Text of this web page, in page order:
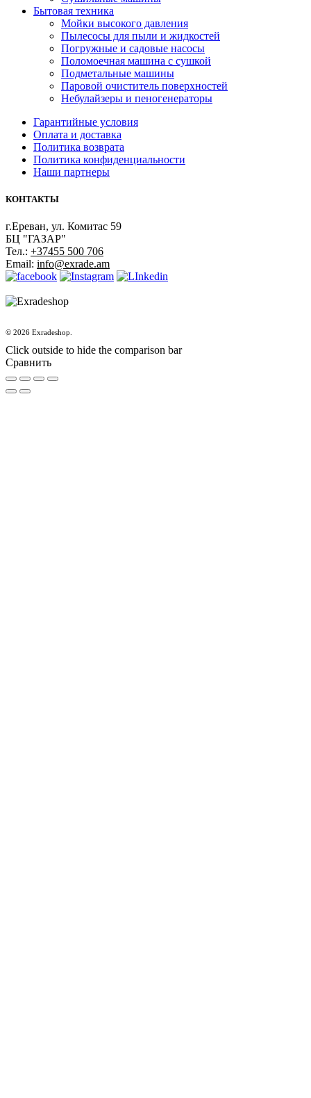
Бытовая техника
Мойки высокого давления
Пылесосы для пыли и жидкостей
Погружные и садовые насосы
Поломоечная машина с сушкой
Подметальные машины
Паровой очиститель поверхностей
Небулайзеры и пеногенераторы
Гарантийные условия
Оплата и доставка
Политика возврата
Политика конфиденциальности
Наши партнеры
КОНТАКТЫ
г.Ереван, ул. Комитас 59
БЦ "ГАЗАР"
Тел.: +37455 500 706
Email: info@exrade.am
© 2026 Exradeshop.
Click outside to hide the comparison bar
Сравнить